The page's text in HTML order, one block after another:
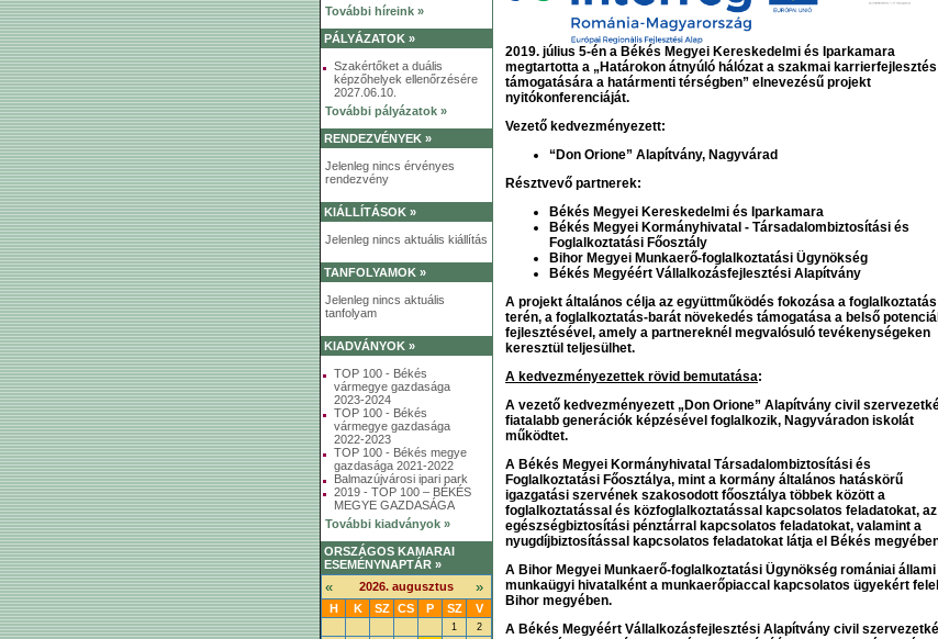
További híreink »
PÁLYÁZATOK »
Szakértőket a duális
képzőhelyek ellenőrzésére
2027.06.10.
További pályázatok »
RENDEZVÉNYEK »
Jelenleg nincs érvényes
rendezvény
KIÁLLÍTÁSOK »
Jelenleg nincs aktuális kiállítás
TANFOLYAMOK »
Jelenleg nincs aktuális
tanfolyam
KIADVÁNYOK »
TOP 100 - Békés
vármegye gazdasága
2023-2024
TOP 100 - Békés
vármegye gazdasága
2022-2023
TOP 100 - Békés megye
gazdasága 2021-2022
Balmazújvárosi ipari park
2019 - TOP 100 – BÉKÉS
MEGYE GAZDASÁGA
További kiadványok »
ORSZÁGOS KAMARAI
ESEMÉNYNAPTÁR »
« 2026. augusztus »
H K SZ CS P SZ V
1
2
2019. július 5-én a Békés Megyei Kereskedelmi és Iparkamara
megtartotta a „Határokon átnyúló hálózat a szakmai karrierfejlesztés
támogatására a határmenti térségben” elnevezésű projekt
nyitókonferenciáját.
Vezető kedvezményezett:
“Don Orione” Alapítvány, Nagyvárad
Résztvevő partnerek:
Békés Megyei Kereskedelmi és Iparkamara
Békés Megyei Kormányhivatal - Társadalombiztosítási és
Foglalkoztatási Főosztály
Bihor Megyei Munkaerő-foglalkoztatási Ügynökség
Békés Megyéért Vállalkozásfejlesztési Alapítvány
A projekt általános célja az együttműködés fokozása a foglalkoztatás
terén, a foglalkoztatás-barát növekedés támogatása a belső
fejlesztésével, amely a partnereknél megvalósuló tevékenységeken
keresztül teljesülhet.
A kedvezményezettek rövid bemutatása:
A vezető kedvezményezett „Don Orione” Alapítvány civil
fiatalabb generációk képzésével foglalkozik, Nagyváradon iskolát
működtet.
A Békés Megyei Kormányhivatal Társadalombiztosítási és
Foglalkoztatási Főosztálya, mint a kormány általános hatáskörű
igazgatási szervének szakosodott főosztálya többek között a
foglalkoztatással és közfoglalkoztatással kapcsolatos feladatokat, az
egészségbiztosítási pénztárral kapcsolatos feladatokat, valamint a
nyugdíjbiztosítással kapcsolatos feladatokat látja el Békés
A Bihor Megyei Munkaerő-foglalkoztatási Ügynökség romániai állami
munkaügyi hivatalként a munkaerőpiaccal kapcsolatos ügyekért
Bihor megyében.
A Békés Megyéért Vállalkozásfejlesztési Alapítvány civil